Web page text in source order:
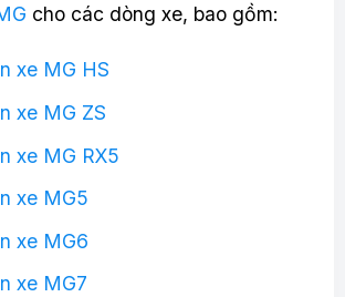
cho các dòng xe, bao gồm:
xe MG HS
xe MG ZS
xe MG RX5
xe MG5
xe MG6
xe MG7